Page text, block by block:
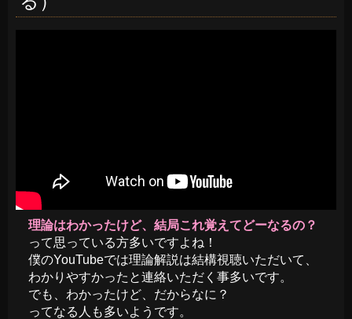
理論はわかったけど、結局これ覚えてどーなるの？
って思っている方多いですよね！
僕のYouTubeでは理論解説は結構視聴いただいて、
わかりやすかったと連絡いただく事多いです。
でも、わかったけど、だからなに？
ってなる人も多いようです。